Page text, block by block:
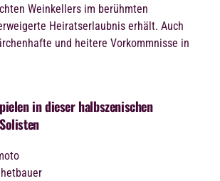
Weinkellers im berühmten
Heiratserlaubnis erhält. Auch
und heitere Vorkommnisse in
in dieser halbszenischen